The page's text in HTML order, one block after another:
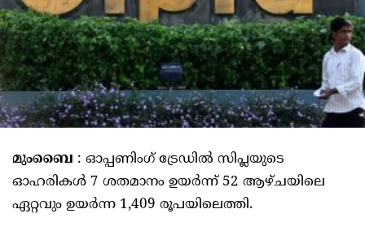
മുംബൈ : ഓപ്പണിംഗ് ട്രേഡിൽ സിപ്ലയുടെ
ഓഹരികൾ 7 ശതമാനം ഉയർന്ന് 52 ​​ആഴ്ചയിലെ
ഏറ്റവും ഉയർന്ന 1,409 രൂപയിലെത്തി.